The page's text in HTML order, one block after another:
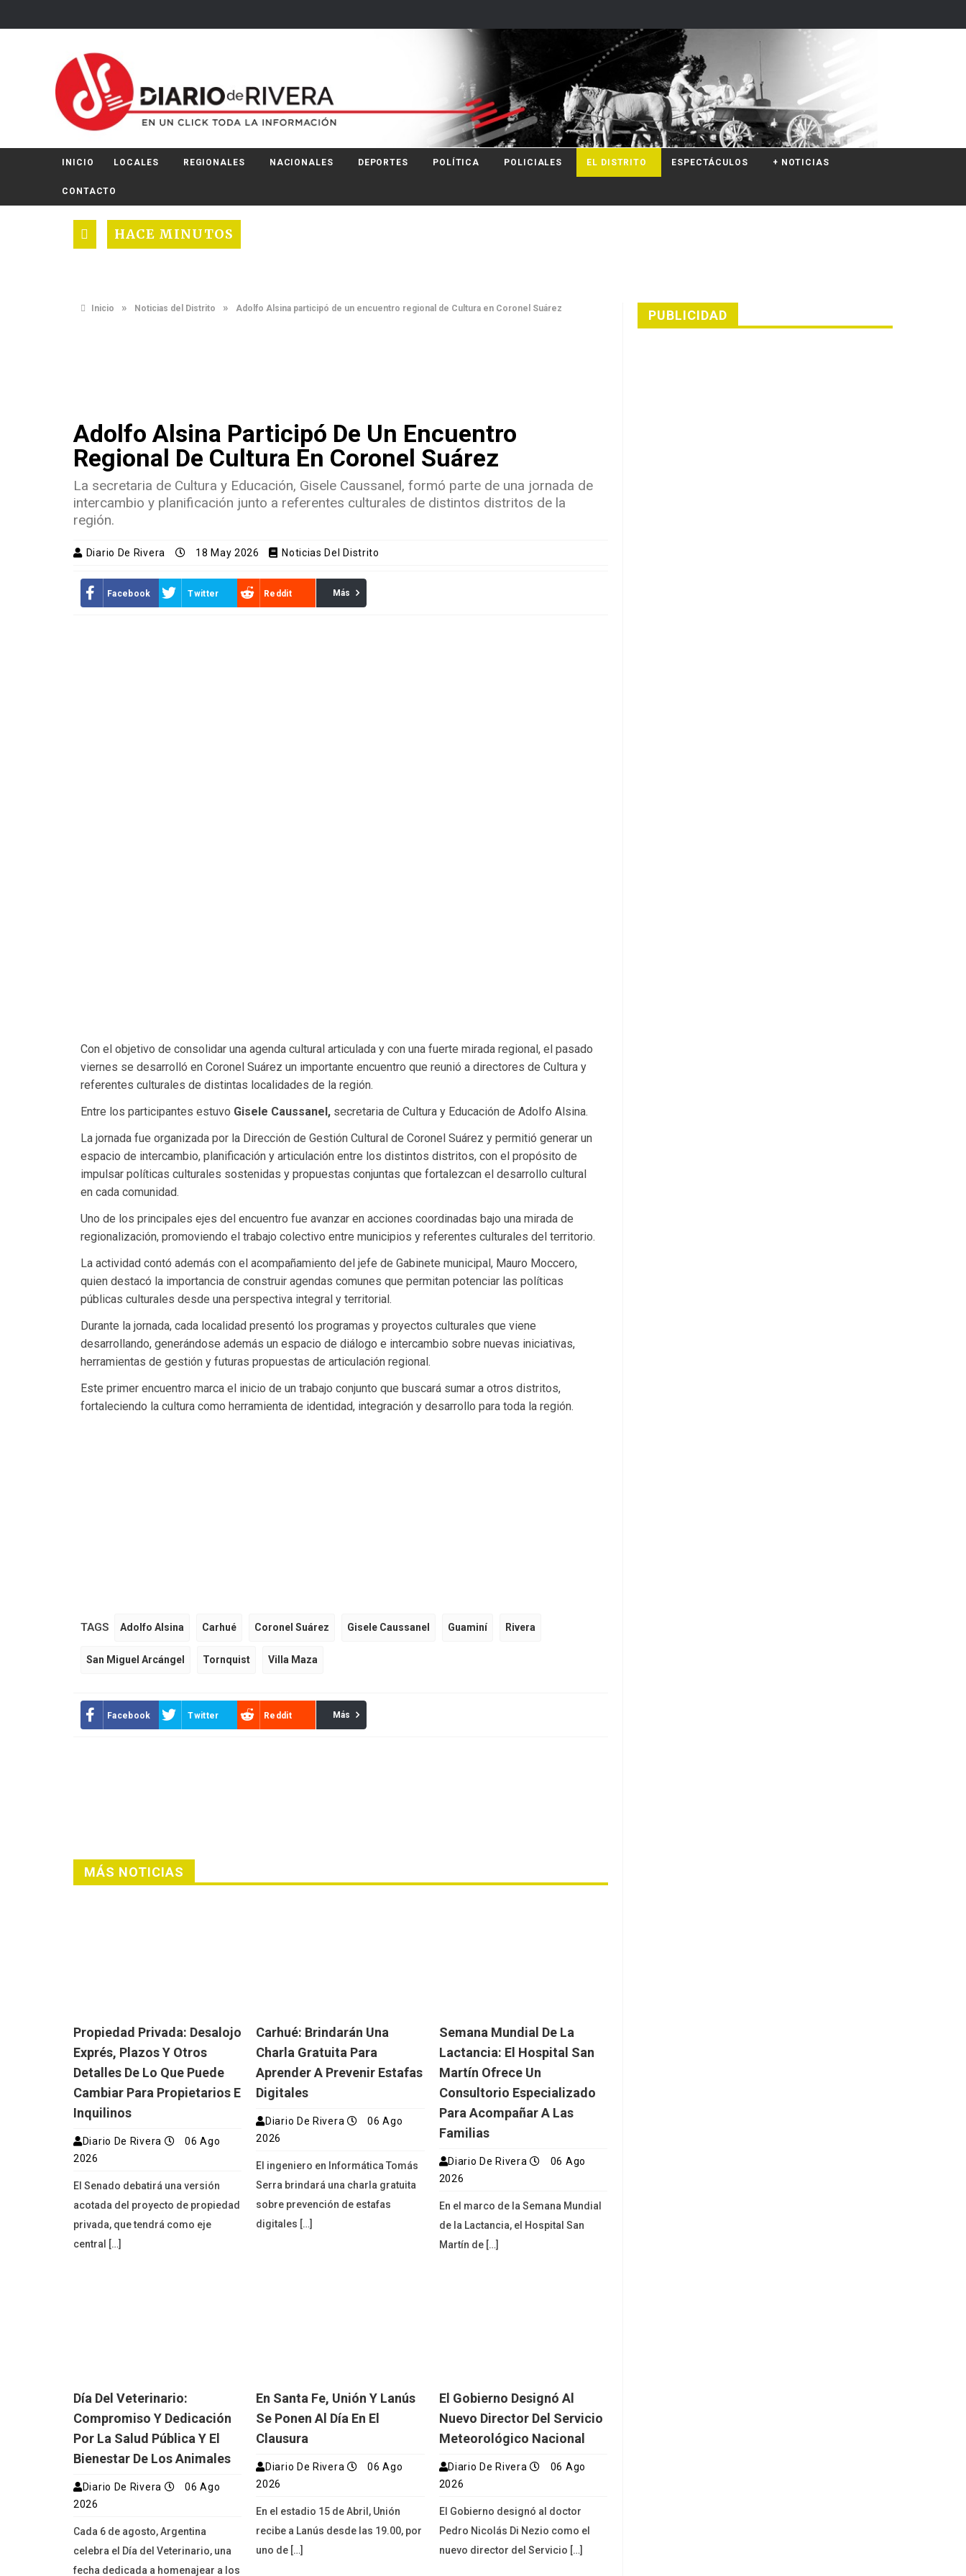
INICIO LOCALES REGIONALES NACIONALES DEPORTES POLÍTICA POLICIALES EL DISTRITO ESPECTÁCULOS + NOTICIAS
CONTACTO
HACE MINUTOS
Inicio » Noticias del Distrito » Adolfo Alsina participó de un encuentro regional de Cultura en Coronel Suárez
Adolfo Alsina Participó De Un Encuentro
Regional De Cultura En Coronel Suárez
La secretaria de Cultura y Educación, Gisele Caussanel, formó parte de una jornada de
intercambio y planificación junto a referentes culturales de distintos distritos de la
región.
Diario De Rivera 18 May 2026 Noticias Del Distrito
Facebook Twitter Reddit Más
Con el objetivo de consolidar una agenda cultural articulada y con una fuerte mirada regional, el pasado
viernes se desarrolló en Coronel Suárez un importante encuentro que reunió a directores de Cultura y
referentes culturales de distintas localidades de la región.
Entre los participantes estuvo Gisele Caussanel, secretaria de Cultura y Educación de Adolfo Alsina.
La jornada fue organizada por la Dirección de Gestión Cultural de Coronel Suárez y permitió generar un
espacio de intercambio, planificación y articulación entre los distintos distritos, con el propósito de
impulsar políticas culturales sostenidas y propuestas conjuntas que fortalezcan el desarrollo cultural
en cada comunidad.
Uno de los principales ejes del encuentro fue avanzar en acciones coordinadas bajo una mirada de
regionalización, promoviendo el trabajo colectivo entre municipios y referentes culturales del territorio.
La actividad contó además con el acompañamiento del jefe de Gabinete municipal, Mauro Moccero,
quien destacó la importancia de construir agendas comunes que permitan potenciar las políticas
públicas culturales desde una perspectiva integral y territorial.
Durante la jornada, cada localidad presentó los programas y proyectos culturales que viene
desarrollando, generándose además un espacio de diálogo e intercambio sobre nuevas iniciativas,
herramientas de gestión y futuras propuestas de articulación regional.
Este primer encuentro marca el inicio de un trabajo conjunto que buscará sumar a otros distritos,
fortaleciendo la cultura como herramienta de identidad, integración y desarrollo para toda la región.
TAGS Adolfo Alsina Carhué Coronel Suárez Gisele Caussanel Guaminí Rivera
San Miguel Arcángel Tornquist Villa Maza
Facebook Twitter Reddit Más
MÁS NOTICIAS
Propiedad Privada: Desalojo
Exprés, Plazos Y Otros
Detalles De Lo Que Puede
Cambiar Para Propietarios E
Inquilinos
Diario De Rivera
06 Ago
2026
El Senado debatirá una versión
acotada del proyecto de propiedad
privada, que tendrá como eje
central […]
Carhué: Brindarán Una
Charla Gratuita Para
Aprender A Prevenir Estafas
Digitales
Diario De Rivera
06 Ago
2026
El ingeniero en Informática Tomás
Serra brindará una charla gratuita
sobre prevención de estafas
digitales […]
Semana Mundial De La
Lactancia: El Hospital San
Martín Ofrece Un
Consultorio Especializado
Para Acompañar A Las
Familias
Diario De Rivera
06 Ago
2026
En el marco de la Semana Mundial
de la Lactancia, el Hospital San
Martín de […]
Día Del Veterinario:
Compromiso Y Dedicación
Por La Salud Pública Y El
Bienestar De Los Animales
Diario De Rivera
06 Ago
2026
Cada 6 de agosto, Argentina
celebra el Día del Veterinario, una
fecha dedicada a homenajear a los
En Santa Fe, Unión Y Lanús
Se Ponen Al Día En El
Clausura
Diario De Rivera
06 Ago
2026
En el estadio 15 de Abril, Unión
recibe a Lanús desde las 19.00, por
uno de […]
El Gobierno Designó Al
Nuevo Director Del Servicio
Meteorológico Nacional
Diario De Rivera
06 Ago
2026
El Gobierno designó al doctor
Pedro Nicolás Di Nezio como el
nuevo director del Servicio […]
PUBLICIDAD